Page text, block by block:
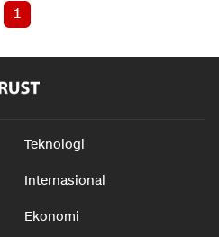
1
Teknologi
Internasional
Ekonomi